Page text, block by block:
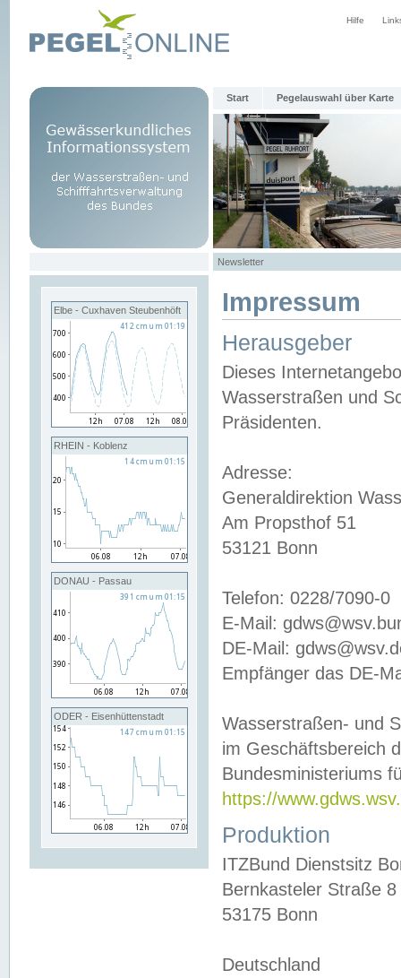
Hilfe
Start Pegelauswahl über Karte
Newsletter
Elbe - Cuxhaven Steubenhöft
RHEIN - Koblenz
DONAU - Passau
ODER - Eisenhüttenstadt
Impressum
Herausgeber
Dieses
Wasserstraßen und
Präsidenten.
Adresse:
Generaldirektion
Am Propsthof 51
53121 Bonn
Telefon: 0228/7090-0
E-Mail:
DE-Mail:
Empfänger das DE-
Wasserstraßen- und
im Geschäftsbereich
Bundesministeriums
https://
Produktion
ITZBund Dienstsitz
Bernkasteler Straße 8
53175 Bonn
Deutschland